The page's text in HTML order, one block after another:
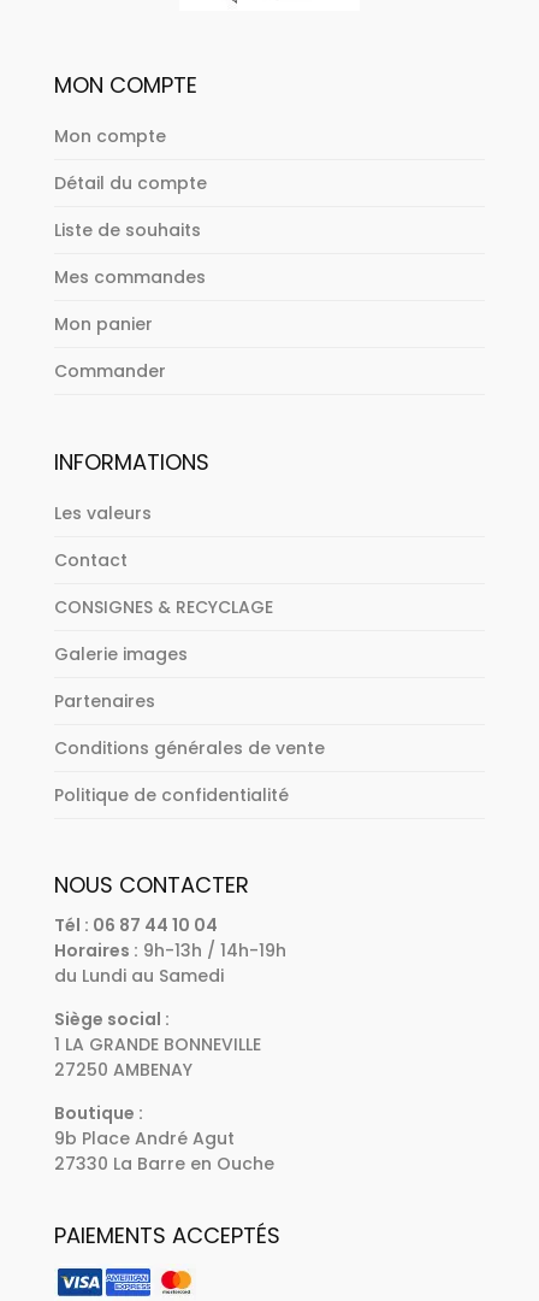
MON COMPTE
Mon compte
Détail du compte
Liste de souhaits
Mes commandes
Mon panier
Commander
INFORMATIONS
Les valeurs
Contact
CONSIGNES & RECYCLAGE
Galerie images
Partenaires
Conditions générales de vente
Politique de confidentialité
NOUS CONTACTER
Tél : 06 87 44 10 04
Horaires : 9h-13h / 14h-19h
du Lundi au Samedi
Siège social :
1 LA GRANDE BONNEVILLE
27250 AMBENAY
Boutique :
9b Place André Agut
27330 La Barre en Ouche
PAIEMENTS ACCEPTÉS